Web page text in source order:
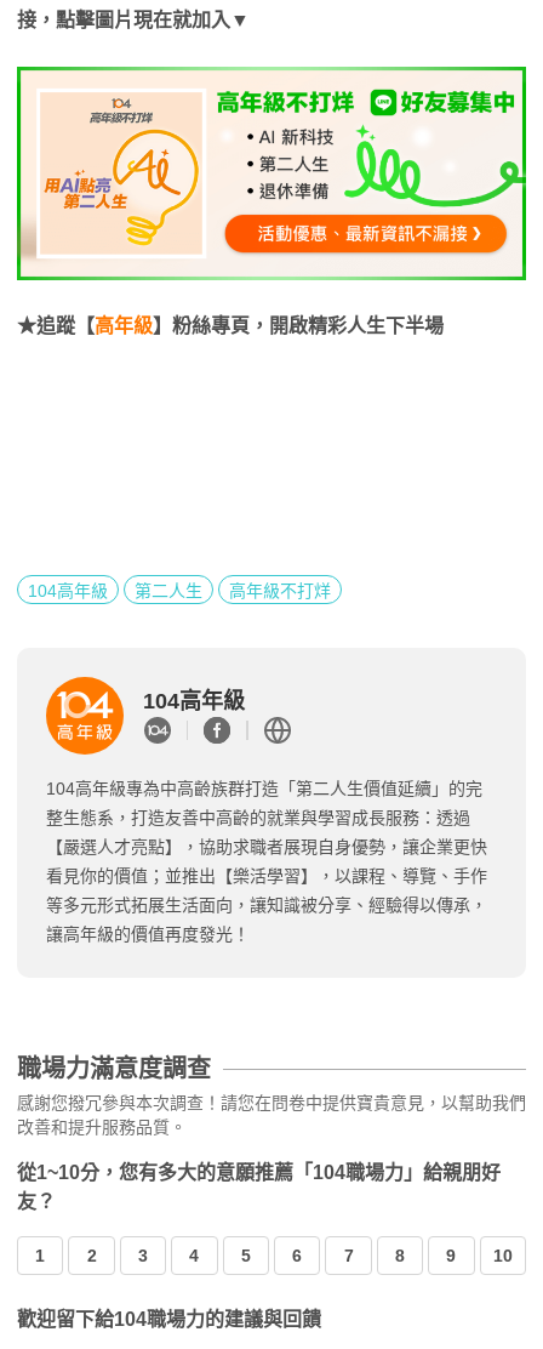
接，點擊圖片現在就加入▼
★追蹤【高年級】粉絲專頁，開啟精彩人生下半場
104高年級 第二人生 高年級不打烊
104高年級
104高年級專為中高齡族群打造「第二人生價值延續」的完
整生態系，打造友善中高齡的就業與學習成長服務：透過
【嚴選人才亮點】，協助求職者展現自身優勢，讓企業更快
看見你的價值；並推出【樂活學習】，以課程、導覽、手作
等多元形式拓展生活面向，讓知識被分享、經驗得以傳承，
讓高年級的價值再度發光！
職場力滿意度調查
感謝您撥冗參與本次調查！請您在問卷中提供寶貴意見，以幫助我們
改善和提升服務品質。
從1~10分，您有多大的意願推薦「104職場力」給親朋好
友？
1 2 3 4 5 6 7 8 9 10
歡迎留下給104職場力的建議與回饋